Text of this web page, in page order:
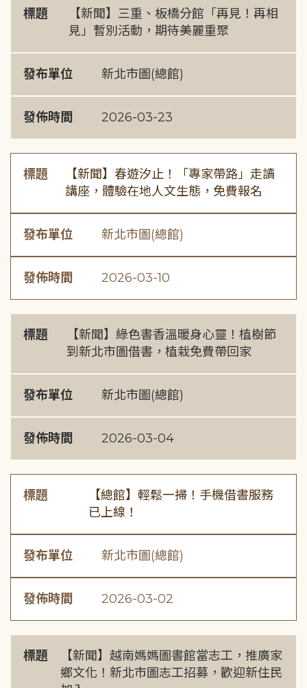
標題
【新聞】三重、板橋分館「再見！再相
見」暫別活動，期待美麗重聚
發布單位 新北市圖(總館)
發佈時間 2026-03-23
標題
【新聞】春遊汐止！「專家帶路」走讀
講座，體驗在地人文生態，免費報名
發布單位 新北市圖(總館)
發佈時間 2026-03-10
標題
【新聞】綠色書香溫暖身心靈！植樹節
到新北市圖借書，植栽免費帶回家
發布單位 新北市圖(總館)
發佈時間 2026-03-04
標題
【總館】輕鬆一掃！手機借書服務
已上線！
發布單位 新北市圖(總館)
發佈時間 2026-03-02
標題
【新聞】越南媽媽圖書館當志工，推廣家
鄉文化！新北市圖志工招募，歡迎新住民